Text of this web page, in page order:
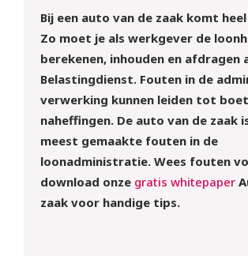
Bij een auto van de zaak komt
Zo moet je als werkgever de
berekenen, inhouden en afdragen
Belastingdienst. Fouten in de
verwerking kunnen leiden tot
naheffingen. De auto van de zaak
meest gemaakte fouten in de
loonadministratie. Wees fouten
download onze gratis whitepaper
zaak voor handige tips.